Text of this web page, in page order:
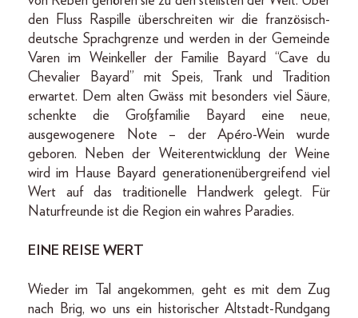
den Fluss Raspille überschreiten wir die französisch-
deutsche Sprachgrenze und werden in der Gemeinde
Varen im Weinkeller der Familie Bayard “Cave du
Chevalier Bayard” mit Speis, Trank und Tradition
erwartet. Dem alten Gwäss mit besonders viel Säure,
schenkte die Großfamilie Bayard eine neue,
ausgewogenere Note – der Apéro-Wein wurde
geboren. Neben der Weiterentwicklung der Weine
wird im Hause Bayard generationenübergreifend viel
Wert auf das traditionelle Handwerk gelegt. Für
Naturfreunde ist die Region ein wahres Paradies.
EINE REISE WERT
Wieder im Tal angekommen, geht es mit dem Zug
nach Brig, wo uns ein historischer Altstadt-Rundgang